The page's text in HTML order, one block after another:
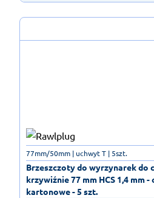
Brzeszczoty do wyrzynarek do
krzywiźnie 77 mm HCS 1,4 mm
kartonowe - 5 szt.
77mm/50mm | uchwyt T | 5szt.